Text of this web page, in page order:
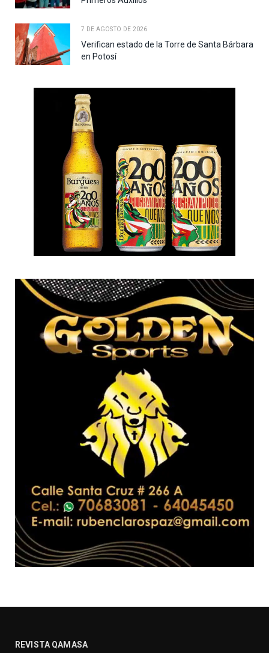
7 DE AGOSTO DE 2026
Verifican estado de la Torre de Santa Bárbara
en Potosí
REVISTA QAMASA